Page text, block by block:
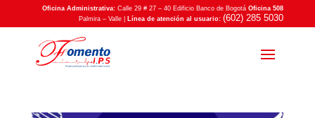
Oficina Administrativa: Calle 29 # 27 – 40 Edificio Banco de BogotáOficina 508
Palmira – Valle |
Línea de atención al usuario: (602) 285 5030